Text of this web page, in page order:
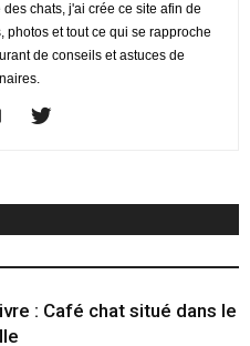
chats, j'ai crée ce site afin de
photos et tout ce qui se rapproche
de conseils et astuces de
: Café chat situé dans le